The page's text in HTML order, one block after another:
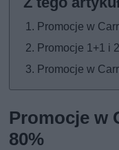
Promocje w
Promocje 1+1 i
Promocje w
Promocje w
80%